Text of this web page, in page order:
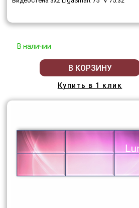
В наличии
В КОРЗИНУ
Купить в 1 клик